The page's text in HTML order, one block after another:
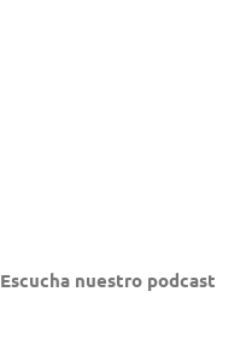
Escucha nuestro podcast